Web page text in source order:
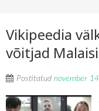
Vikipeedia
võitjad
Postitatud november